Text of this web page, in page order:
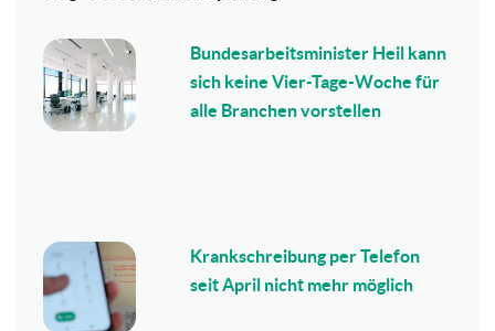
Bundesarbeitsminister Heil kann
sich keine Vier-Tage-Woche für
alle Branchen vorstellen
Krankschreibung per Telefon
seit April nicht mehr möglich